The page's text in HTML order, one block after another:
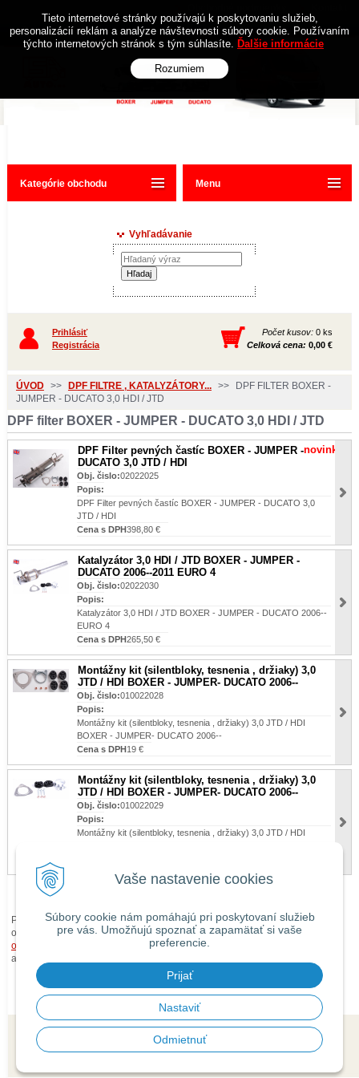
Vaše nastavenie cookies
Súbory cookie nám pomáhajú pri poskytovaní služieb
pre vás. Umožňujú spoznať a zapamätať si vaše
preferencie.
Prijať
Nastaviť
Odmietnuť
Kategórie obchodu
Vyhľadávanie
Prihlásiť
Registrácia
Počet kusov: 0 ks
Celková cena: 0,00 €
ÚVOD >> DPF FILTRE , KATALYZÁTORY... >>
DPF FILTER BOXER -
JUMPER - DUCATO 3,0 HDI / JTD
DPF filter BOXER - JUMPER - DUCATO 3,0 HDI / JTD
DPF Filter pevných častíc BOXER - JUMPER -
DUCATO 3,0 JTD / HDI
novinka
Obj. čislo:02022025
Popis:
DPF Filter pevných častíc BOXER - JUMPER - DUCATO 3,0
JTD / HDI
Cena s DPH398,80 €
Katalyzátor 3,0 HDI / JTD BOXER - JUMPER -
DUCATO 2006--2011 EURO 4
Obj. čislo:02022030
Popis:
Katalyzátor 3,0 HDI / JTD BOXER - JUMPER - DUCATO 2006--
EURO 4
Cena s DPH265,50 €
Montážny kit (silentbloky, tesnenia , držiaky) 3,0
JTD / HDI BOXER - JUMPER- DUCATO 2006--
Obj. čislo:010022028
Popis:
Montážny kit (silentbloky, tesnenia , držiaky) 3,0 JTD / HDI
BOXER - JUMPER- DUCATO 2006--
Cena s DPH19 €
Montážny kit (silentbloky, tesnenia , držiaky) 3,0
JTD / HDI BOXER - JUMPER- DUCATO 2006--
Obj. čislo:010022029
Popis:
Montážny kit (silentbloky, tesnenia , držiaky) 3,0 JTD / HDI
Pri zaslaní tovaru mimo územia Slovenskej republiky budú ku každej
objednávke prirátanénáklady na dopravu mimo územia SR podľa
obchodných podmienok
. O cene Vás budeme vopred informovať telefonicky
alebo e-mailom.
Menu
© 2026 isaauto.sk • tvorba eshopu cez UNIobchod
spoločnosti
Tieto internetové stránky používajú k poskytovaniu služieb,
personalizácií reklám a analýze návštevnosti súbory cookie. Používaním
týchto internetových stránok s tým súhlasíte. Ďalšie informácie
Rozumiem